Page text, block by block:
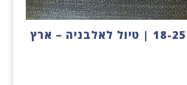
ג'-ג' 18-25.8.26 | טיול לאלבניה – ארץ